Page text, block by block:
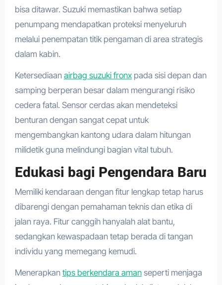
bisa ditawar. Suzuki memastikan bahwa setiap
penumpang mendapatkan proteksi menyeluruh
melalui penempatan titik pengaman di area strategis
dalam kabin.
Ketersediaan airbag suzuki fronxpada sisi depan dan
samping berperan besar dalam mengurangi risiko
cedera fatal. Sensor cerdas akan mendeteksi
benturan dengan sangat cepat untuk
mengembangkan kantong udara dalam hitungan
milidetik guna melindungi bagian vital tubuh.
Edukasi bagi Pengendara Baru
Memiliki kendaraan dengan fitur lengkap tetap harus
dibarengi dengan pemahaman teknis dan etika di
jalan raya. Fitur canggih hanyalah alat bantu,
sedangkan kewaspadaan tetap berada di tangan
individu yang memegang kemudi.
Menerapkan tips berkendara amanseperti menjaga